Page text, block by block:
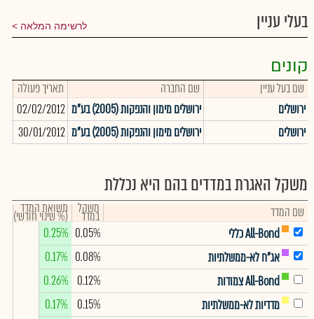
בעלי עניין לרשימה המלאה
קונים
שם בעל עניין שם החברה תאריך פעולה
ירושלים
ירושלים מימון והנפקות (2005) בע"מ 02/02/2012
ירושלים
ירושלים מימון והנפקות (2005) בע"מ 30/01/2012
משקל האגרת במדדים בהם היא נכללת
שם המדד משקל
במדד תשואת המדד
(% שינוי חודשי)
All-Bond כללי
0.05%
0.25%
אג"ח לא-ממשלתיות
0.08%
0.17%
All-Bond צמודות
0.12%
0.26%
מדדיות לא-ממשלתיות
0.15%
0.17%